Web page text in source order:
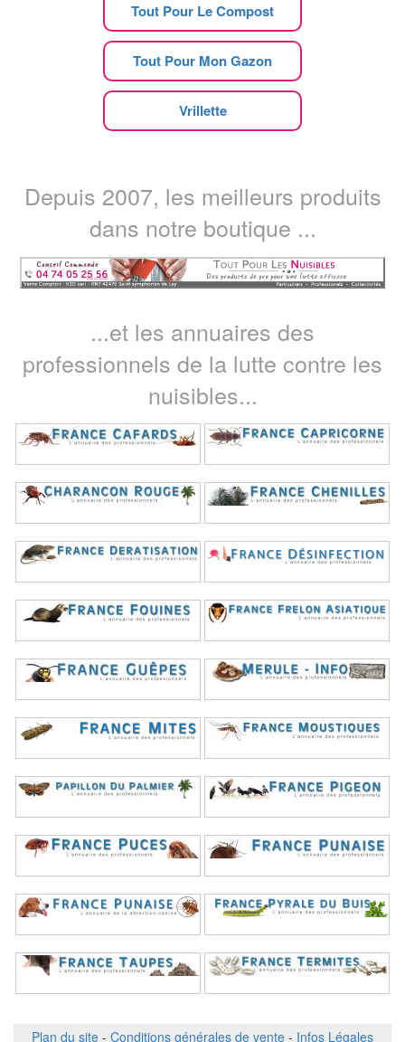
Tout Pour Le Compost
Tout Pour Mon Gazon
Vrillette
Depuis 2007, les meilleurs produits
dans notre boutique ...
...et les annuaires des
professionnels de la lutte contre les
nuisibles...
Plan du site - Conditions générales de vente - Infos Légales